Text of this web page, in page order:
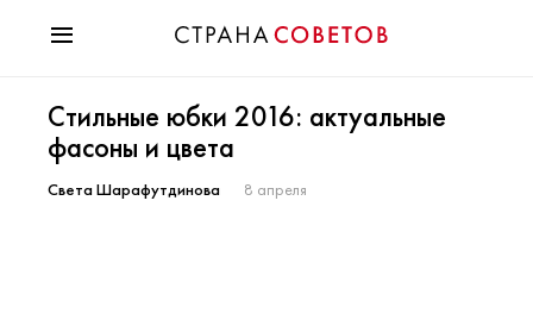
Мода
Звезды
Гороскопы
Стильные юбки 2016: актуальные
фасоны и цвета
Света Шарафутдинова 8 апреля